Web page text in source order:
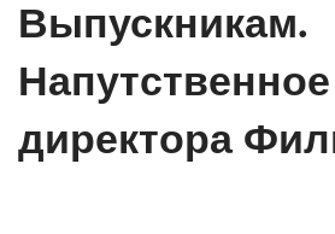
Выпускникам.
директора